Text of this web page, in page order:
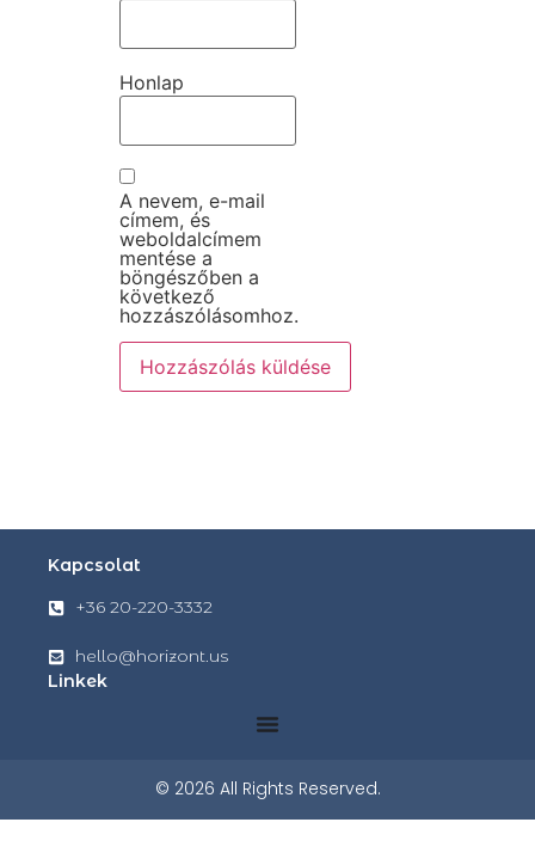
Honlap
A nevem, e-mail
címem, és
weboldalcímem
mentése a
böngészőben a
következő
hozzászólásomhoz.
Kapcsolat
+36 20-220-3332
hello@horizont.us
Linkek
© 2026 All Rights Reserved.